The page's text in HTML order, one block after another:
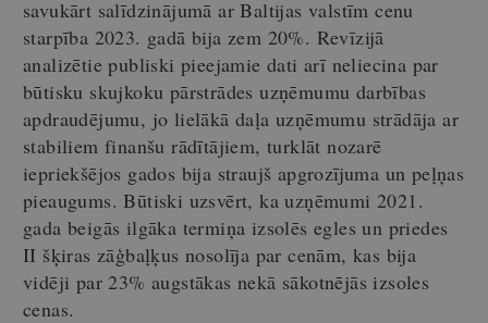
savukārt salīdzinājumā ar Baltijas valstīm cenu
starpība 2023. gadā bija zem 20%. Revīzijā
analizētie publiski pieejamie dati arī neliecina par
būtisku skujkoku pārstrādes uzņēmumu darbības
apdraudējumu, jo lielākā daļa uzņēmumu strādāja ar
stabiliem finanšu rādītājiem, turklāt nozarē
iepriekšējos gados bija straujš apgrozījuma un peļņas
pieaugums. Būtiski uzsvērt, ka uzņēmumi 2021.
gada beigās ilgāka termiņa izsolēs egles un priedes
II šķiras zāģbaļķus nosolīja par cenām, kas bija
vidēji par 23% augstākas nekā sākotnējās izsoles
cenas.